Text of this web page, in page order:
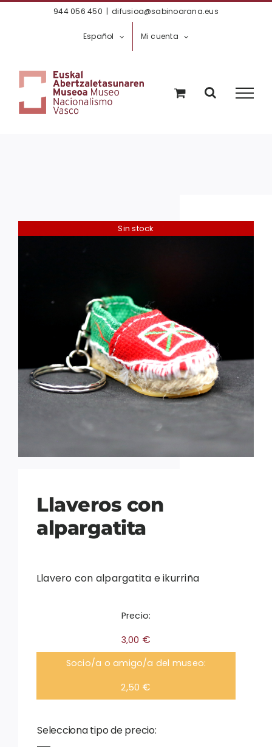
944 056 450 | difusioa@sabinoarana.eus
Español Mi cuenta
Sin stock
Llaveros con
alpargatita
Llavero con alpargatita e ikurriña
Precio:
3,00 €
Socio/a o amigo/a del museo:
2,50 €
Selecciona tipo de precio: